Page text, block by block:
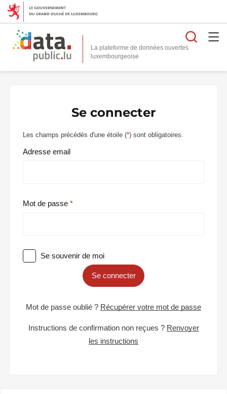
La plateforme de données ouvertes
Se connecter
Les champs précédés d'une étoile (*) sont obligatoires.
Adresse email
Mot de passe
Se souvenir de moi
Se connecter
Mot de passe oublié ? Récupérer votre mot de passe
Instructions de confirmation non reçues ? Renvoyer
les instructions